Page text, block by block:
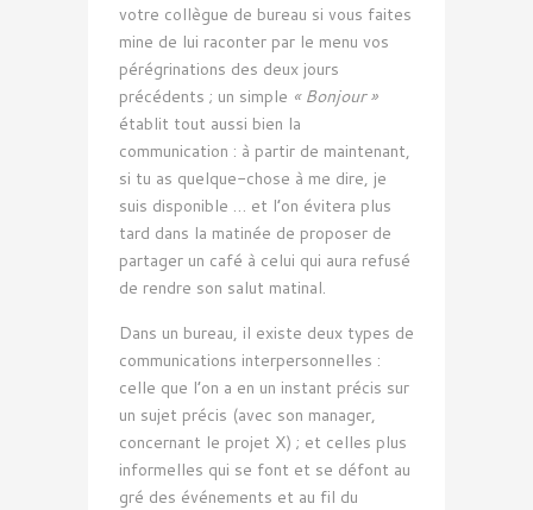
votre collègue de bureau si vous faites
mine de lui raconter par le menu vos
pérégrinations des deux jours
précédents ; un simple « Bonjour »
établit tout aussi bien la
communication : à partir de maintenant,
si tu as quelque-chose à me dire, je
suis disponible … et l’on évitera plus
tard dans la matinée de proposer de
partager un café à celui qui aura refusé
de rendre son salut matinal.
Dans un bureau, il existe deux types de
communications interpersonnelles :
celle que l’on a en un instant précis sur
un sujet précis (avec son manager,
concernant le projet X) ; et celles plus
informelles qui se font et se défont au
gré des événements et au fil du